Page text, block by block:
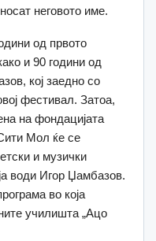
неговото име.
од првото
и 90 години од
кој заедно со
фестивал. Затоа,
на фондацијата
Мол ќе се
и музички
води Игор Џамбазов.
во која
училишта „Ацо